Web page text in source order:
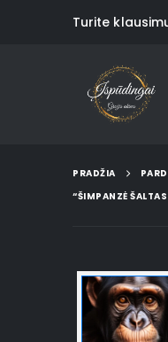
Turite
PRADŽIA
“ŠIMPANZĖ